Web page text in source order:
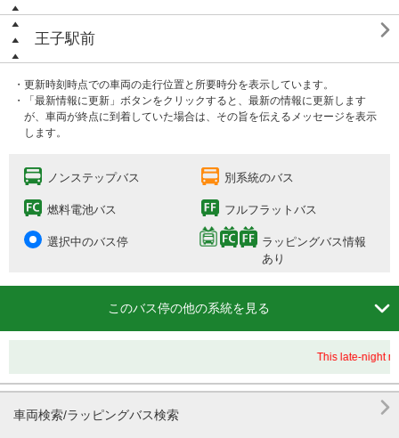
王子駅前 
・更新時刻時点での車両の走行位置と所要時分を表示しています。
・「最新情報に更新」ボタンをクリックすると、最新の情報に更新します
が、車両が終点に到着していた場合は、その旨を伝えるメッセージを表示
します。
ノンステップバス 別系統のバス
燃料電池バス フルフラットバス
選択中のバス停
ラッピングバス情報
あり
このバス停の他の系統を見る 
This late-night
車両検索/ラッピングバス検索 